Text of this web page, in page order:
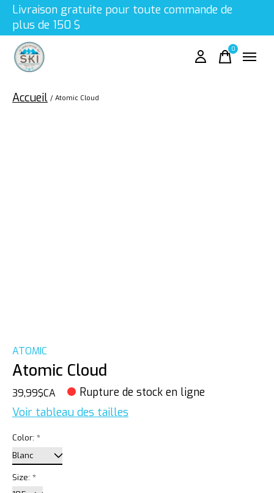
Livraison gratuite pour toute commande de
plus de 150 $
0items
Accueil / Atomic Cloud
ATOMIC
Atomic Cloud
39,99$CA Rupture de stock en ligne
Voir tableau des tailles
Color: *
Size: *